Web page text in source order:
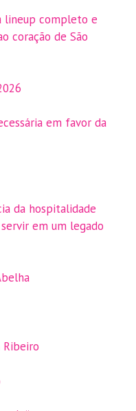
lineup completo e
coração de São
em favor da
da hospitalidade
em um legado